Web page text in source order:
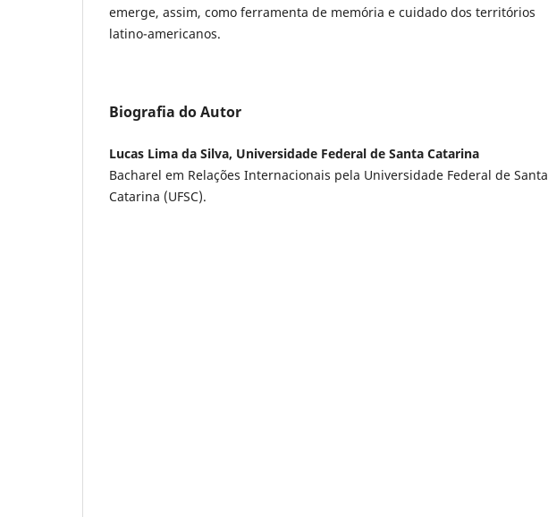
emerge, assim, como ferramenta de memória e cuidado dos territórios
latino-americanos.
Biografia do Autor
Lucas Lima da Silva, Universidade Federal de Santa Catarina
Bacharel em Relações Internacionais pela Universidade Federal de Santa
Catarina (UFSC).